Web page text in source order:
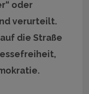
oder
verurteilt.
die Straße